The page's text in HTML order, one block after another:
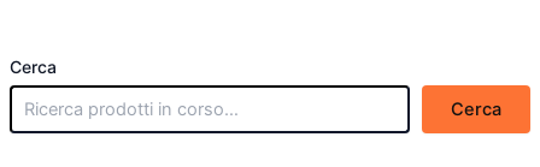
Cerca
Cerca